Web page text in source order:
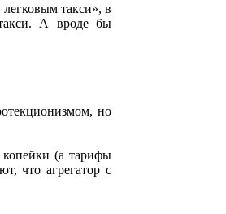
такси», в
А вроде бы
но
копейки (а тарифы
что агрегатор с